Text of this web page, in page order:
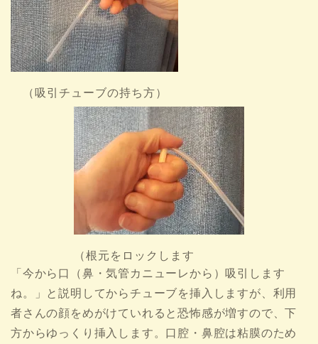
（吸引チューブの持ち方）
（根元をロックします
「今から口（鼻・気管カニューレから）吸引します
ね。」と説明してからチューブを挿入しますが、利用
者さんの顔をめがけていれると恐怖感が増すので、下
方からゆっくり挿入します。口腔・鼻腔は粘膜のため